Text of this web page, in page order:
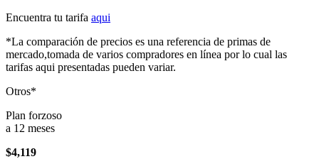
Encuentra tu tarifa aqui
*La comparación de precios es una referencia de primas de
mercado,tomada de varios compradores en línea por lo cual las
tarifas aqui presentadas pueden variar.
Otros*
Plan forzoso
a 12 meses
$4,119